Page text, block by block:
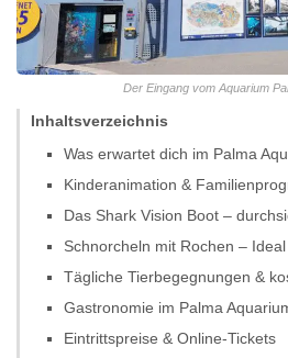
Der Eingang vom Aquarium
Inhaltsverzeichnis
Was erwartet dich im Palma
Kinderanimation &
Das Shark Vision Boot –
Schnorcheln mit Rochen –
Tägliche Tierbegegnungen &
Gastronomie im Palma
Eintrittspreise & Online-Tickets